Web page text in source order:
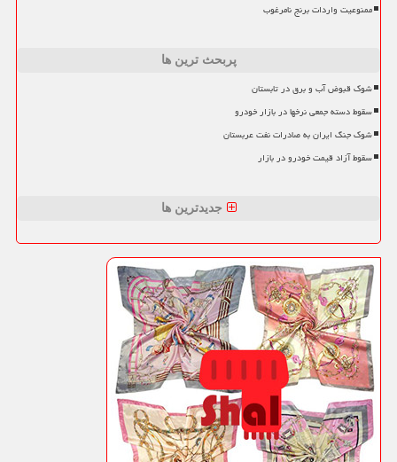
ممنوعیت واردات برنج نامرغوب
پربحث ترین ها
شوک قبوض آب و برق در تابستان
سقوط دسته جمعی نرخها در بازار خودرو
شوک جنگ ایران به صادرات نفت عربستان
سقوط آزاد قیمت خودرو در بازار
جدیدترین ها